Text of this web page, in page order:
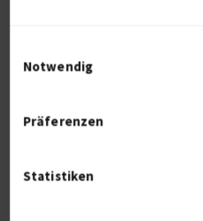
Notwendig
Präferenzen
Statistiken
2016
Prince2 Foundation